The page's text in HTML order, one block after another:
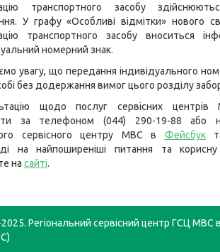
транспортного засобу
У графу «Особливі відмітки» нового
транспортного засобу вноситься
номерний знак.
увагу, що передання індивідуального
без додержання вимог цього розділу
щодо послуг сервісних
за телефоном (044) 290-19-88 або
сервісного центру МВС в Фейсбук
на найпоширеніші питання та
на сайті.
Регіональний сервісний центр ГСЦ МВС в